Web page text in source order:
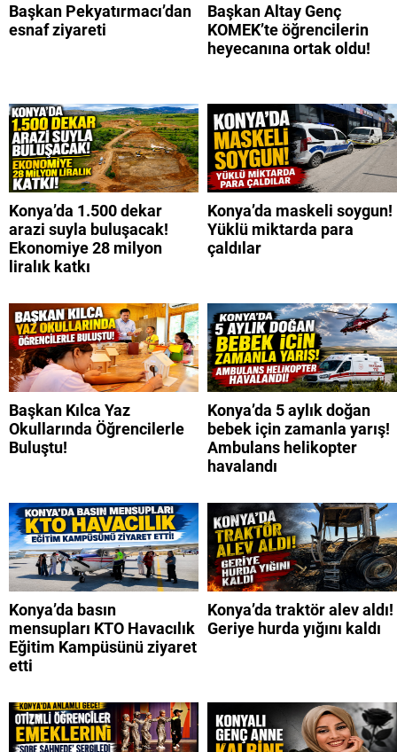
Başkan Pekyatırmacı’dan
esnaf ziyareti
Başkan Altay Genç
KOMEK’te öğrencilerin
heyecanına ortak oldu!
Konya’da 1.500 dekar
arazi suyla buluşacak!
Ekonomiye 28 milyon
liralık katkı
Konya’da maskeli soygun!
Yüklü miktarda para
çaldılar
Başkan Kılca Yaz
Okullarında Öğrencilerle
Buluştu!
Konya’da 5 aylık doğan
bebek için zamanla yarış!
Ambulans helikopter
havalandı
Konya’da basın
mensupları KTO Havacılık
Eğitim Kampüsünü ziyaret
etti
Konya’da traktör alev aldı!
Geriye hurda yığını kaldı